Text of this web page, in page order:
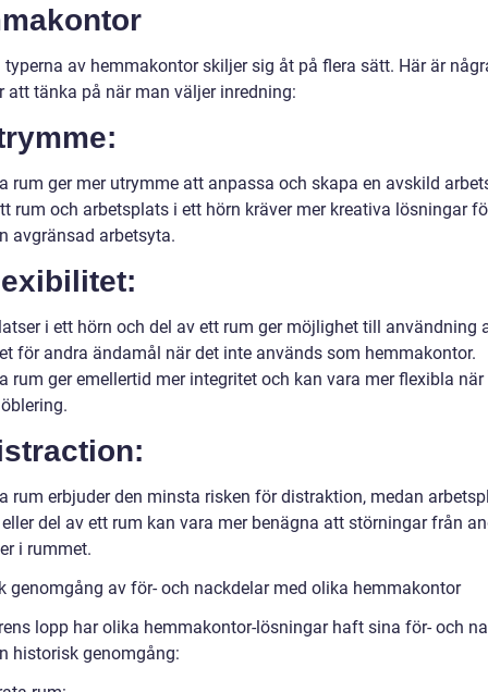
typerna av hemmakontor skiljer sig åt på flera sätt. Här är
att tänka på när man väljer inredning:
rum ger mer utrymme att anpassa och skapa en avskild
rum och arbetsplats i ett hörn kräver mer kreativa lösningar
avgränsad arbetsyta.
i ett hörn och del av ett rum ger möjlighet till användning
för andra ändamål när det inte används som hemmakontor.
rum ger emellertid mer integritet och kan vara mer flexibla när
rum erbjuder den minsta risken för distraktion, medan
del av ett rum kan vara mer benägna att störningar från
i rummet.
genomgång av för- och nackdelar med olika hemmakontor
lopp har olika hemmakontor-lösningar haft sina för- och
historisk genomgång: